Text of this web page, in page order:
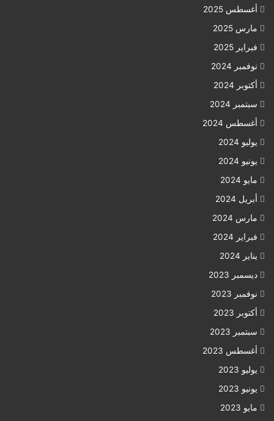
أغسطس 2025
مارس 2025
فبراير 2025
نوفمبر 2024
أكتوبر 2024
سبتمبر 2024
أغسطس 2024
يوليو 2024
يونيو 2024
مايو 2024
أبريل 2024
مارس 2024
فبراير 2024
يناير 2024
ديسمبر 2023
نوفمبر 2023
أكتوبر 2023
سبتمبر 2023
أغسطس 2023
يوليو 2023
يونيو 2023
مايو 2023